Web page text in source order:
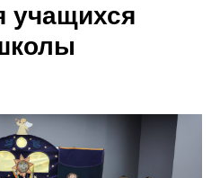
учащихся